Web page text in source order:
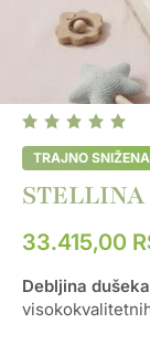
33.415,00
Debljina dušeka